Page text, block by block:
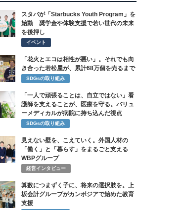
スタバが「Starbucks Youth Program」を
始動 奨学金や体験支援で若い世代の未来
を後押し
イベント
「花火とエコは相性が悪い」。それでも向
き合った若松屋が、累計68万個を売るまで
SDGsの取り組み
「一人で頑張ることは、自立ではない」看
護師を支えることが、医療を守る。バリュ
ーメディカルが病院に持ち込んだ視点
SDGsの取り組み
見えない壁を、こえていく。外国人材の
「働く」と「暮らす」をまるごと支える
WBPグループ
経営インタビュー
算数につまずく子に、将来の選択肢を。上
坂会計グループがカンボジアで始めた教育
支援